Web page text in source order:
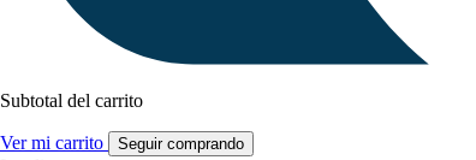
Subtotal del carrito
Ver mi carrito Seguir comprando